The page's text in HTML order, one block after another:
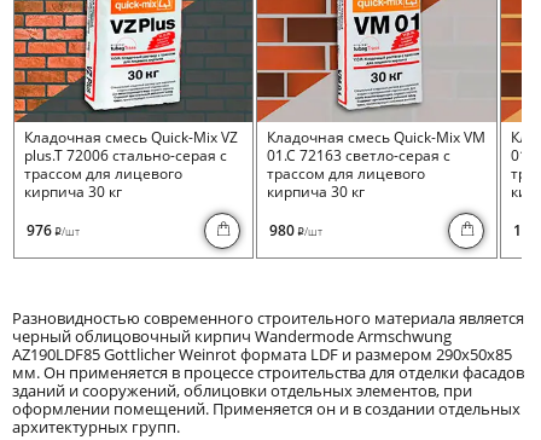
Кладочная смесь Quick-Mix VZ
plus.T 72006 стально-серая с
трассом для лицевого
кирпича 30 кг
976 i/шт
Кладочная смесь Quick-Mix VM
01.C 72163 светло-серая с
трассом для лицевого
кирпича 30 кг
980 i/шт
01.I
Разновидностью современного строительного материала является
черный облицовочный кирпич Wandermode Armschwung
AZ190LDF85 Gottlicher Weinrot формата LDF и размером 290x50x85
мм. Он применяется в процессе строительства для отделки фасадов
зданий и сооружений, облицовки отдельных элементов, при
оформлении помещений. Применяется он и в создании отдельных
архитектурных групп.